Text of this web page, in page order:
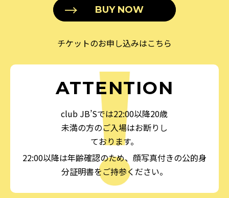
BUY NOW
チケットのお申し込みはこちら
ATTENTION
club JB’Sでは22:00以降20歳
未満の方のご入場はお断りし
ております。
22:00以降は年齢確認のため、顔写真付きの公的身
分証明書をご持参ください。